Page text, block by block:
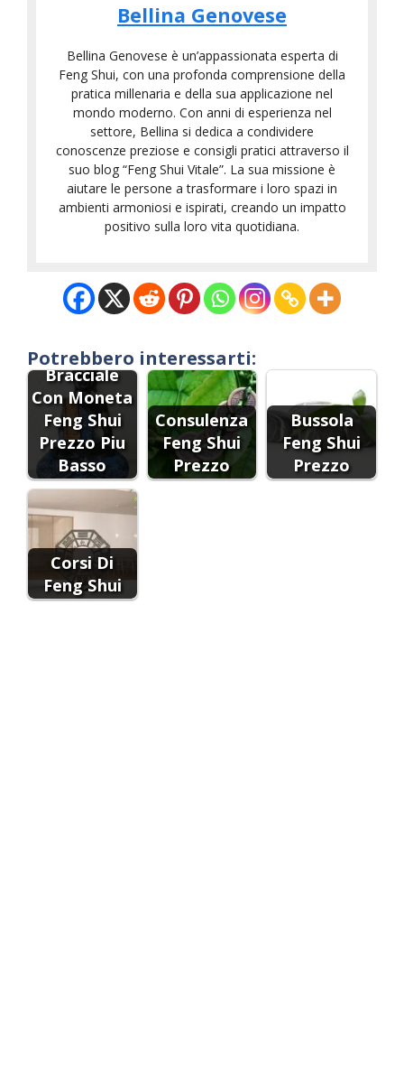
Bellina Genovese
Bellina Genovese è un’appassionata esperta di
Feng Shui, con una profonda comprensione della
pratica millenaria e della sua applicazione nel
mondo moderno. Con anni di esperienza nel
settore, Bellina si dedica a condividere
conoscenze preziose e consigli pratici attraverso il
suo blog “Feng Shui Vitale”. La sua missione è
aiutare le persone a trasformare i loro spazi in
ambienti armoniosi e ispirati, creando un impatto
positivo sulla loro vita quotidiana.
Potrebbero interessarti:
Bracciale
Con Moneta
Feng Shui
Prezzo Piu
Basso
Consulenza
Feng Shui
Prezzo
Bussola
Feng Shui
Prezzo
Corsi Di
Feng Shui